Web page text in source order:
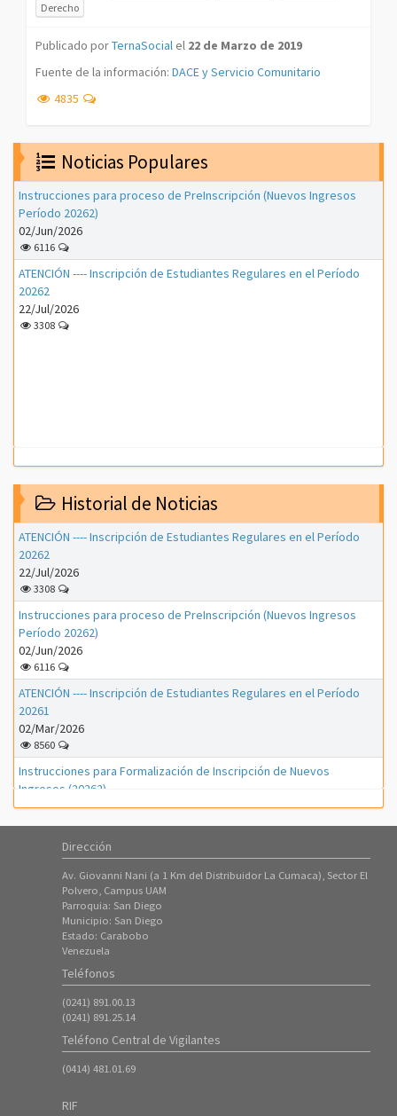
Derecho
Publicado porTernaSocial el 22 de Marzo de 2019
Fuente de la información: DACE y Servicio Comunitario
4835
Noticias Populares
Instrucciones para proceso de PreInscripción (Nuevos Ingresos
Período 20262)
02/Jun/2026
6116
ATENCIÓN ---- Inscripción de Estudiantes Regulares en el Período
20262
22/Jul/2026
3308
Historial de Noticias
ATENCIÓN ---- Inscripción de Estudiantes Regulares en el Período
20262
22/Jul/2026
3308
Instrucciones para proceso de PreInscripción (Nuevos Ingresos
Período 20262)
02/Jun/2026
6116
ATENCIÓN ---- Inscripción de Estudiantes Regulares en el Período
20261
02/Mar/2026
8560
Instrucciones para Formalización de Inscripción de Nuevos
Ingresos (20262)
01/Mar/2026
1252
Instrucciones para Formalización de Inscripción de Nuevos
01/Feb/2026
Instrucciones para proceso de PreInscripción (Nuevos Ingresos
Período 20261)
ATENCIÓN ---- Inscripción de Estudiantes Regulares en el Período
08/Oct/2025
Ingresos (20253)
Dirección
Av. Giovanni Nani (a 1 Km del Distribuidor La Cumaca), Sector El
Polvero, Campus UAM
Parroquia: San Diego
Municipio: San Diego
Estado: Carabobo
Venezuela
Teléfonos
(0241) 891.00.13
(0241) 891.25.14
Teléfono Central de Vigilantes
(0414) 481.01.69
RIF